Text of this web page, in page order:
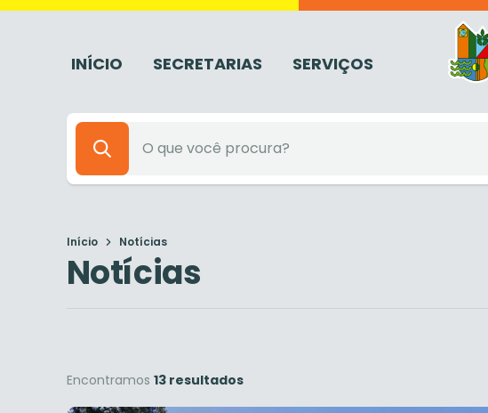
INÍCIO SECRETARIAS SERVIÇOS
Início Notícias
Notícias
Encontramos 13 resultados